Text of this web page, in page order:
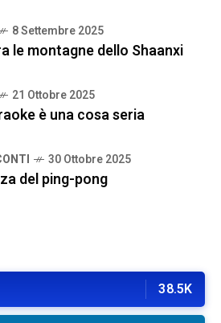
8 Settembre 2025
le montagne dello Shaanxi
21 Ottobre 2025
è una cosa seria
30 Ottobre 2025
del ping-pong
38.5K